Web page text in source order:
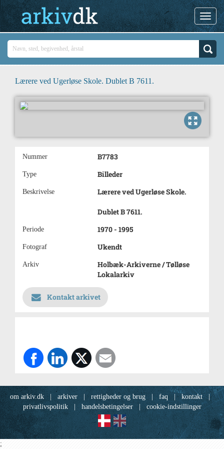
Lærere ved Ugerløse Skole. Dublet B 7611.
Nummer B7783
Type Billeder
Beskrivelse Lærere ved Ugerløse Skole.
Dublet B 7611.
Periode 1970 - 1995
Fotograf Ukendt
Arkiv
Holbæk-Arkiverne / Tølløse
Lokalarkiv
Kontakt arkivet
om arkiv.dk arkiver rettigheder og brug | faq | kontakt |
privatlivspolitik
handelsbetingelser cookie-indstillinger
;